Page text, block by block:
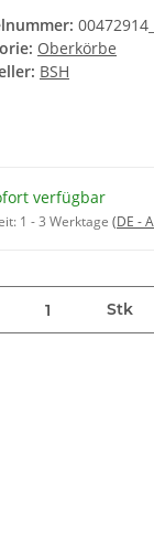
Oberkörbe
BSH
verfügbar
1 - 3 Werktage (DE -
Stk
K 6629ER